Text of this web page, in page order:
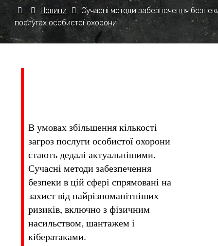
Новини
Сучасні методи забезпечення
послугах особистої охорони
В умовах збільшення кількості
загроз послуги особистої охорони
стають дедалі актуальнішими.
Сучасні методи забезпечення
безпеки в цій сфері спрямовані на
захист від найрізноманітніших
ризиків, включно з фізичним
насильством, шантажем і
кібератаками.